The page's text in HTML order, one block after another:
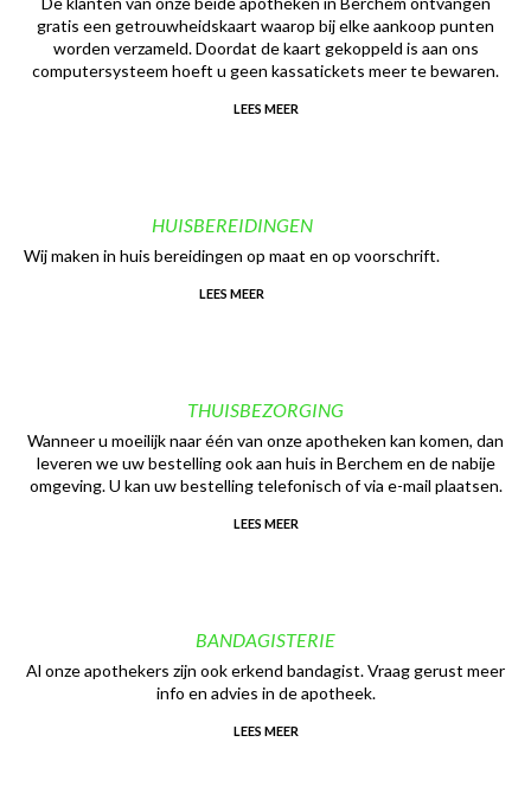
gratis een getrouwheidskaart waarop bij elke aankoop punten
worden verzameld. Doordat de kaart gekoppeld is aan ons
computersysteem hoeft u geen kassatickets meer te bewaren.
LEES MEER
HUISBEREIDINGEN
Wij maken in huis bereidingen op maat en op voorschrift.
LEES MEER
THUISBEZORGING
Wanneer u moeilijk naar één van onze apotheken kan komen, dan
leveren we uw bestelling ook aan huis in Berchem en de nabije
omgeving. U kan uw bestelling telefonisch of via e-mail plaatsen.
LEES MEER
BANDAGISTERIE
Al onze apothekers zijn ook erkend bandagist. Vraag gerust meer
info en advies in de apotheek.
LEES MEER